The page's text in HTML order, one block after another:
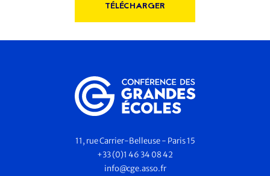
TÉLÉCHARGER
11, rue Carrier-Belleuse - Paris 15
+33 (0)1 46 34 08 42
info@cge.asso.fr